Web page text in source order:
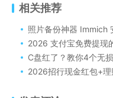
相关推荐
照片备份神器 Immich 安
2026 支付宝免费提现
C盘红了？教你4个无
2026招行现金红包+理